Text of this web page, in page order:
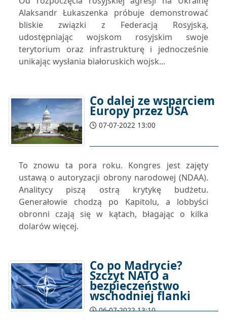
Alaksandr Łukaszenka próbuje demonstrować
bliskie związki z Federacją Rosyjską,
udostępniając wojskom rosyjskim swoje
terytorium oraz infrastrukturę i jednocześnie
unikając wysłania białoruskich wojsk...
Co dalej ze wsparciem
Europy przez USA
07-07-2022 13:00
To znowu ta pora roku. Kongres jest zajęty
ustawą o autoryzacji obrony narodowej (NDAA).
Analitycy piszą ostrą krytykę budżetu.
Generałowie chodzą po Kapitolu, a lobbyści
obronni czają się w kątach, błagając o kilka
dolarów więcej.
Co po Madrycie?
Szczyt NATO a
bezpieczeństwo
wschodniej flanki
06-07-2022 13:10